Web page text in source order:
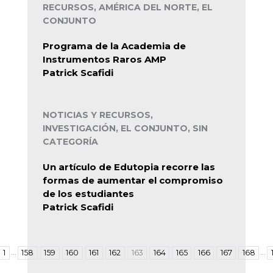
RECURSOS, AMÉRICA DEL NORTE, EL
CONJUNTO
Programa de la Academia de
Instrumentos Raros AMP
Patrick Scafidi
NOTICIAS Y RECURSOS,
INVESTIGACIÓN, EL CONJUNTO, SIN
CATEGORÍA
Un artículo de Edutopia recorre las
formas de aumentar el compromiso
de los estudiantes
Patrick Scafidi
1 … 158 159 160 161 162 163 164 165 166 167 168 …